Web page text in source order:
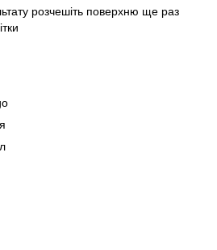
розчешіть поверхню ще раз